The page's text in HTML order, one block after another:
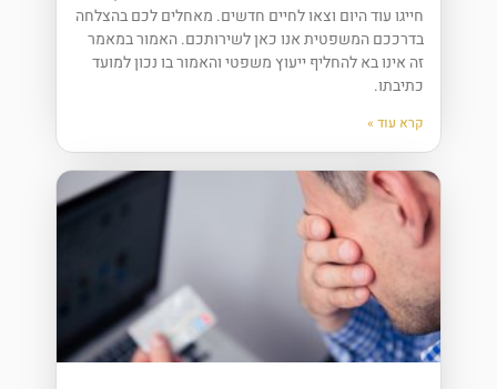
חייגו עוד היום וצאו לחיים חדשים. מאחלים לכם בהצלחה
בדרככם המשפטית אנו כאן לשירותכם. האמור במאמר
זה אינו בא להחליף ייעוץ משפטי והאמור בו נכון למועד
כתיבתו.
קרא עוד »